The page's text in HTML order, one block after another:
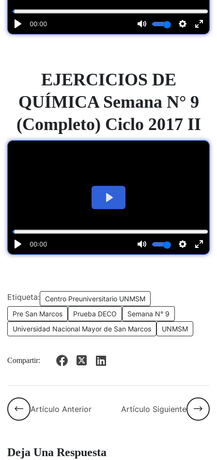
EJERCICIOS DE
QUÍMICA Semana N° 9
(Completo) Ciclo 2017 II
Etiqueta:
Centro Preuniversitario UNMSM
Pre San Marcos
Prueba DECO
Semana N° 9
Universidad Nacional Mayor de San Marcos
UNMSM
Compartir:
Artículo Anterior Artículo Siguiente
Deja Una Respuesta